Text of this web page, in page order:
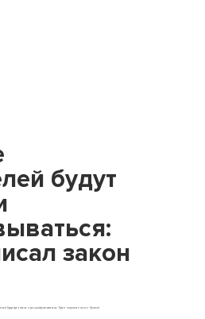
будут
закон